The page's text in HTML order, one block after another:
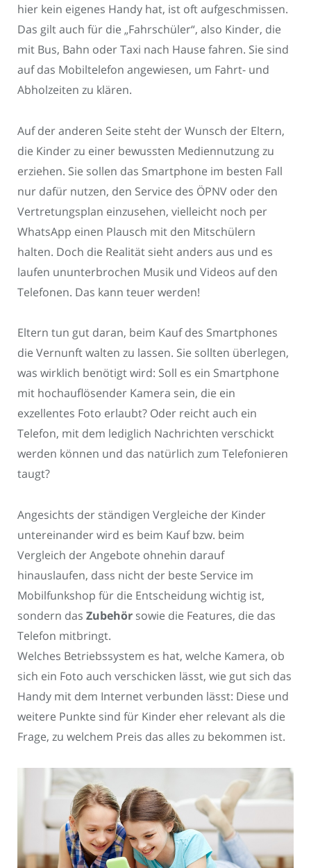
hier kein eigenes Handy hat, ist oft aufgeschmissen.
Das gilt auch für die „Fahrschüler“, also Kinder, die
mit Bus, Bahn oder Taxi nach Hause fahren. Sie sind
auf das Mobiltelefon angewiesen, um Fahrt- und
Abholzeiten zu klären.
Auf der anderen Seite steht der Wunsch der Eltern,
die Kinder zu einer bewussten Mediennutzung zu
erziehen. Sie sollen das Smartphone im besten Fall
nur dafür nutzen, den Service des ÖPNV oder den
Vertretungsplan einzusehen, vielleicht noch per
WhatsApp einen Plausch mit den Mitschülern
halten. Doch die Realität sieht anders aus und es
laufen ununterbrochen Musik und Videos auf den
Telefonen. Das kann teuer werden!
Eltern tun gut daran, beim Kauf des Smartphones
die Vernunft walten zu lassen. Sie sollten überlegen,
was wirklich benötigt wird: Soll es ein Smartphone
mit hochauflösender Kamera sein, die ein
exzellentes Foto erlaubt? Oder reicht auch ein
Telefon, mit dem lediglich Nachrichten verschickt
werden können und das natürlich zum Telefonieren
taugt?
Angesichts der ständigen Vergleiche der Kinder
untereinander wird es beim Kauf bzw. beim
Vergleich der Angebote ohnehin darauf
hinauslaufen, dass nicht der beste Service im
Mobilfunkshop für die Entscheidung wichtig ist,
sondern das Zubehör sowie die Features, die das
Telefon mitbringt.
Welches Betriebssystem es hat, welche Kamera, ob
sich ein Foto auch verschicken lässt, wie gut sich das
Handy mit dem Internet verbunden lässt: Diese und
weitere Punkte sind für Kinder eher relevant als die
Frage, zu welchem Preis das alles zu bekommen ist.